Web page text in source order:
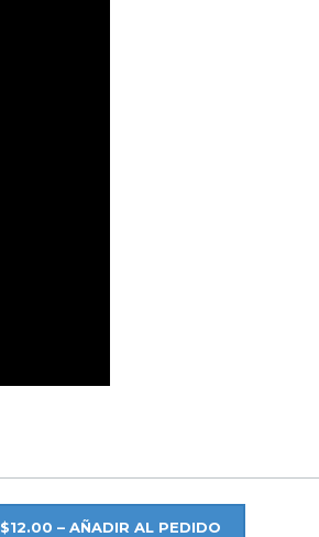
$12.00 – AÑADIR AL PEDIDO